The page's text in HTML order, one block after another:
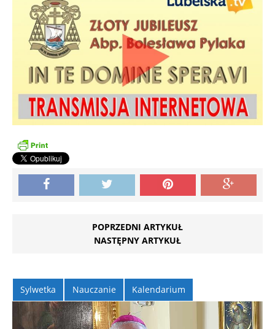
POPRZEDNI ARTYKUŁ
NASTĘPNY ARTYKUŁ
Sylwetka Nauczanie Kalendarium